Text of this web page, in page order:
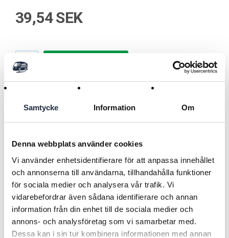
Samtycke Information Om
Denna webbplats använder cookies
Vi använder enhetsidentifierare för att anpassa innehållet
och annonserna till användarna, tillhandahålla funktioner
för sociala medier och analysera vår trafik. Vi
vidarebefordrar även sådana identifierare och annan
information från din enhet till de sociala medier och
annons- och analysföretag som vi samarbetar med.
Dessa kan i sin tur kombinera informationen med annan
39,54 SEK
Användningsområde
Tillbehör till Kraiburg gummimattor
Varumärke Kraiburg
-------------------------------------------------------------------------
-------------------------------------------------------------------------
Mått 10x100 inox (A2)
Benämning
Sexkantsplugg med 30mm flat bricka.
Läs mer
RELATERADE PRODUKTER